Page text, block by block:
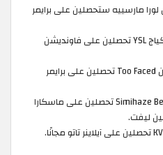
مارسييه ستحصلين على برايمر
بشراء أي منتجين من مكياج YSL تحصلين على فاونديشن
بمجرد شراء 3 منتجات من Too Faced تحصلين على برايمر
عند شراء منتج من Simihaze Beauty تحصلين على ماسكارا
ليفت.